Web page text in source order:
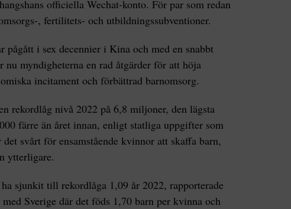
officiella Wechat-konto. För par som redan
, fertilitets- och utbildningssubventioner.
pågått i sex decennier i Kina och med en snabbt
nu myndigheterna en rad åtgärder för att höja
incitament och förbättrad barnomsorg.
rekordlåg nivå 2022 på 6,8 miljoner, den lägsta
färre än året innan, enligt statliga uppgifter som
svårt för ensamstående kvinnor att skaffa barn,
ytterligare.
sjunkit till rekordlåga 1,09 år 2022, rapporterade
Sverige där det föds 1,70 barn per kvinna och